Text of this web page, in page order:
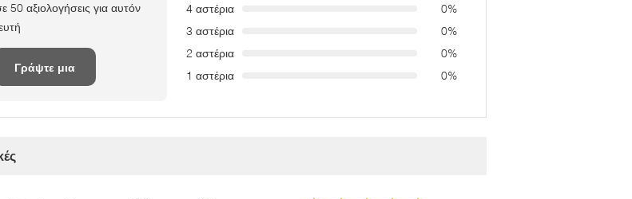
50 αξιολογήσεις για αυτόν
Γράψτε μια
4 αστέρια
0%
3 αστέρια
0%
2 αστέρια
0%
1 αστέρια
0%